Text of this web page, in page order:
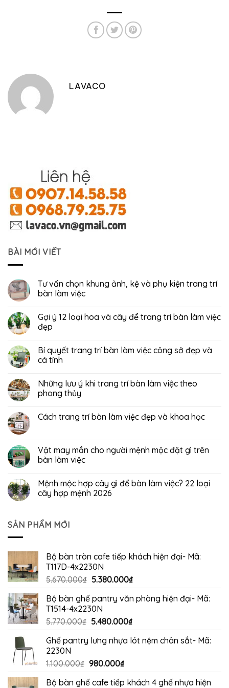
LAVACO
BÀI MỚI VIẾT
Tư vấn chọn khung ảnh, kệ và phụ kiện trang trí
bàn làm việc
Gợi ý 12 loại hoa và cây để trang trí bàn làm việc
đẹp
Bí quyết trang trí bàn làm việc công sở đẹp và
cá tính
Những lưu ý khi trang trí bàn làm việc theo
phong thủy
Cách trang trí bàn làm việc đẹp và khoa học
Vật may mắn cho người mệnh mộc đặt gì trên
bàn làm việc
Mệnh mộc hợp cây gì để bàn làm việc? 22 loại
cây hợp mệnh 2026
SẢN PHẨM MỚI
Bộ bàn tròn cafe tiếp khách hiện đại- Mã:
T117D-4x2230N
5.670.000₫ Giá
là:
5.670.000₫.
5.380.000₫Giá
tại
5.380.000₫.
Bộ bàn ghế pantry văn phòng hiện đại- Mã:
T1514-4x2230N
5.770.000₫ Giá
là:
5.480.000₫Giá
tại
Ghế pantry lưng nhựa lót nệm chân sắt- Mã:
2230N
1.100.000₫ Giá
là:
980.000₫Giá
tại
Bộ bàn ghế cafe tiếp khách 4 ghế nhựa hiện